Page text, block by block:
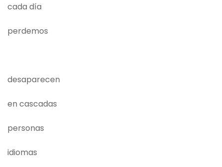
cada día
perdemos
desaparecen
en cascadas
personas
idiomas